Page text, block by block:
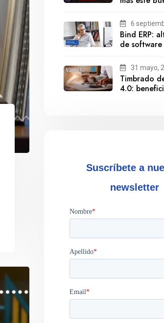
6
Bind ERP:
de
Gestionix
31 mayo,
Timbrado
4.0:
Suscríbete a
newsletter